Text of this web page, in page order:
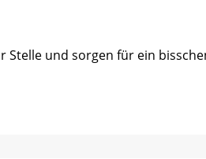
und sorgen für ein